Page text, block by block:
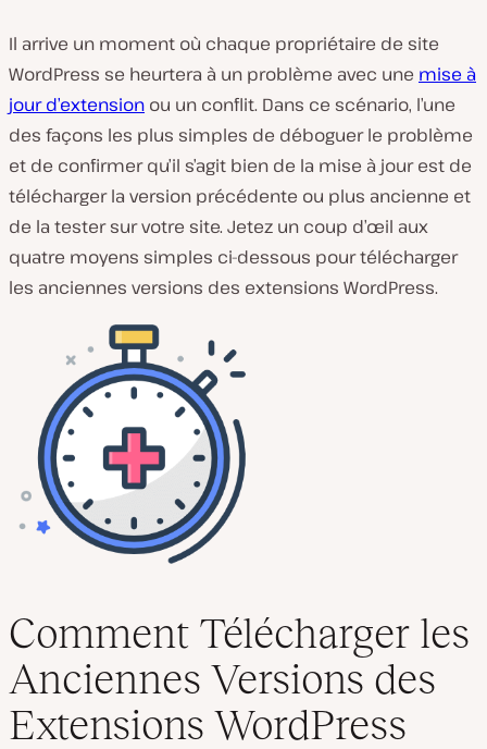
Il arrive un moment où chaque propriétaire de site
WordPress se heurtera à un problème avec une mise à
jour d’extension ou un conflit. Dans ce scénario, l’une
des façons les plus simples de déboguer le problème
et de confirmer qu’il s’agit bien de la mise à jour est de
télécharger la version précédente ou plus ancienne et
de la tester sur votre site. Jetez un coup d’œil aux
quatre moyens simples ci-dessous pour télécharger
les anciennes versions des extensions WordPress.
Comment Télécharger les
Anciennes Versions des
Extensions WordPress